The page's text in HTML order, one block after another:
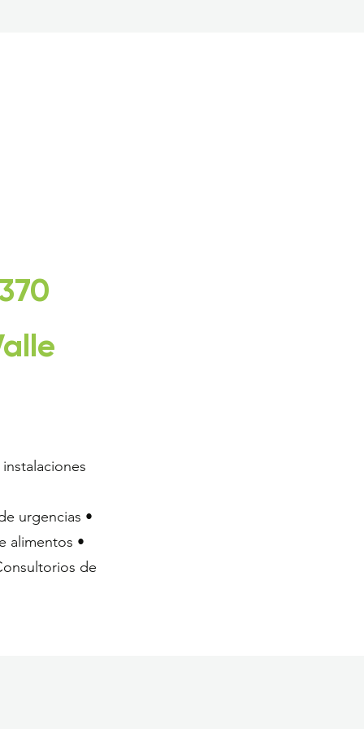
urgencias •
alimentos •
de